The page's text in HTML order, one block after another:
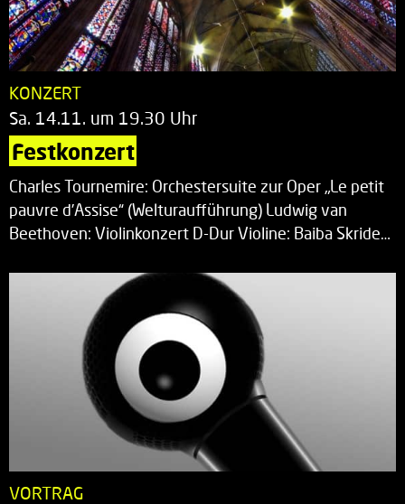
KONZERT
Sa. 14.11. um 19.30 Uhr
Festkonzert
Charles Tournemire: Orchestersuite zur Oper „Le petit
pauvre d’Assise“ (Welturaufführung) Ludwig van
Beethoven: Violinkonzert D-Dur Violine: Baiba Skride…
VORTRAG